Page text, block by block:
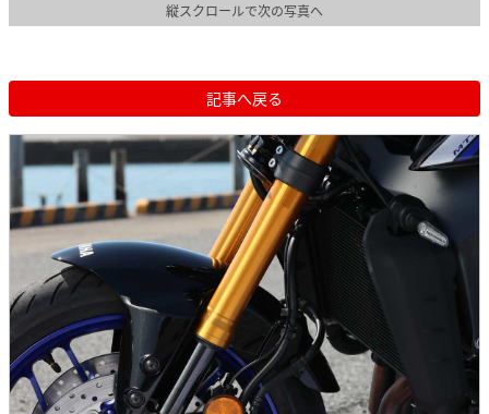
縦スクロールで次の写真へ
記事へ戻る